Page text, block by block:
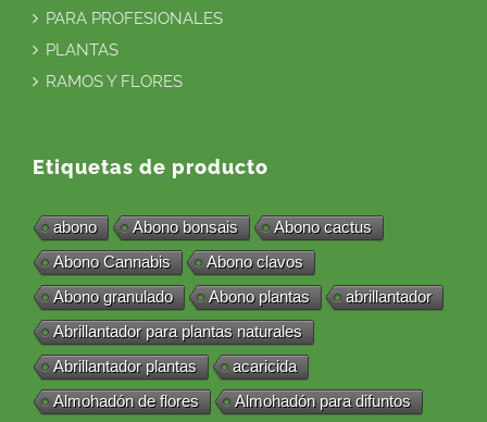
PARA PROFESIONALES
PLANTAS
RAMOS Y FLORES
Etiquetas de producto
abono Abono bonsais
Abono cactus
Abono Cannabis
Abono clavos
Abono granulado
Abono plantas
abrillantador
Abrillantador para plantas naturales
Abrillantador plantas
acaricida
Almohadón de flores
Almohadón para difuntos